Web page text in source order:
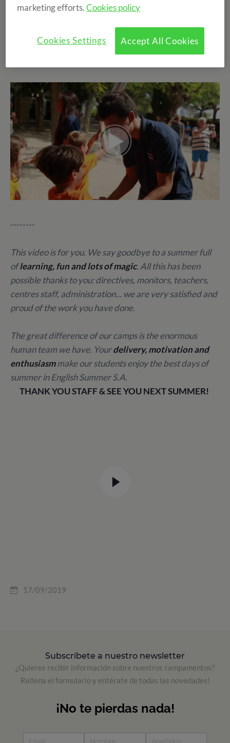
suesfuerzo, motivación y entusiasmo
--------
This video is for you. We say goodbye to a summer full
oflearning, fun and lots of magic. All this has been
possible thanks to you: directives, monitors, teachers,
centres staff, administration... we are very satisfied and
proud of the work you have done.
The great difference of our camps is the enormous
human team we have. Yourdelivery, motivation and
enthusiasmmake our students enjoy the best days of
summer in English Summer S.A.
THANK YOU STAFF & SEE YOU NEXT SUMMER!
17/09/2019
Subscríbete a nuestro newsletter
¿Quieres recibir información sobre nuestros campamentos?
Rellena el formulario y entérate de todas las novedades!
marketing efforts.Cookies policy
Accept All Cookies
Cookies Settings